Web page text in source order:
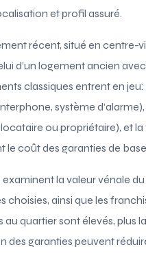
et profil assuré.
récent, situé en centre-
d’un logement ancien
classiques entrent en
système
ou propriétaire), et
coût des garanties de
la valeur vénale
ainsi que les
quartier sont élevés, plus
garanties peuvent